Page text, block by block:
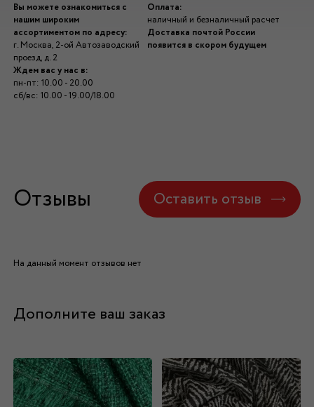
Вы можете ознакомиться с
нашим широким
ассортиментом по адресу:
г. Москва, 2-ой Автозаводский
проезд, д. 2
Ждем вас у нас в:
пн-пт: 10.00 - 20.00
сб/вс: 10.00 - 19.00/18.00
Оплата:
наличный и безналичный расчет
Доставка почтой России
появится в скором будущем
Отзывы Оставить отзыв
На данный момент отзывов нет
Дополните ваш заказ